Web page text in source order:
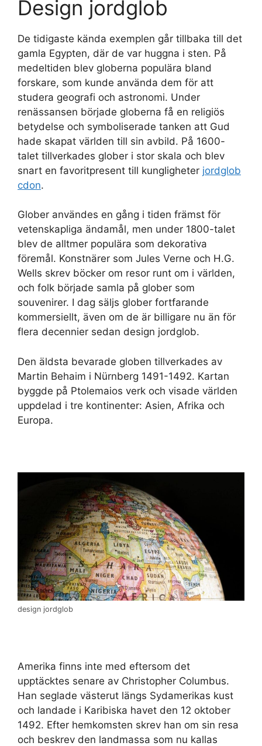
Design jordglob
De tidigaste kända exemplen går tillbaka till det
gamla Egypten, där de var huggna i sten. På
medeltiden blev globerna populära bland
forskare, som kunde använda dem för att
studera geografi och astronomi. Under
renässansen började globerna få en religiös
betydelse och symboliserade tanken att Gud
hade skapat världen till sin avbild. På 1600-
talet tillverkades glober i stor skala och blev
snart en favoritpresent till kungligheter jordglob
cdon.
Glober användes en gång i tiden främst för
vetenskapliga ändamål, men under 1800-talet
blev de alltmer populära som dekorativa
föremål. Konstnärer som Jules Verne och H.G.
Wells skrev böcker om resor runt om i världen,
och folk började samla på glober som
souvenirer. I dag säljs glober fortfarande
kommersiellt, även om de är billigare nu än för
flera decennier sedan design jordglob.
Den äldsta bevarade globen tillverkades av
Martin Behaim i Nürnberg 1491-1492. Kartan
byggde på Ptolemaios verk och visade världen
uppdelad i tre kontinenter: Asien, Afrika och
Europa.
design jordglob
Amerika finns inte med eftersom det
upptäcktes senare av Christopher Columbus.
Han seglade västerut längs Sydamerikas kust
och landade i Karibiska havet den 12 oktober
1492. Efter hemkomsten skrev han om sin resa
och beskrev den landmassa som nu kallas